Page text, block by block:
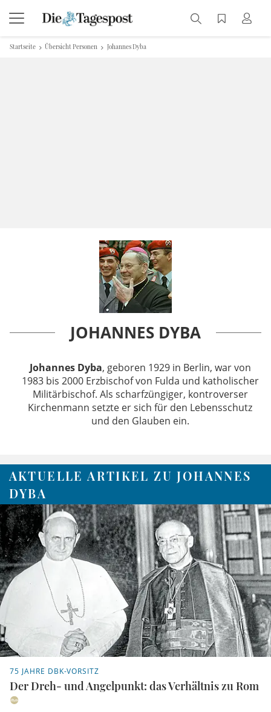
Startseite Übersicht Personen Johannes Dyba
JOHANNES DYBA
Johannes Dyba, geboren 1929 in Berlin, war von
1983 bis 2000 Erzbischof von Fulda und katholischer
Militärbischof. Als scharfzüngiger, kontroverser
Kirchenmann setzte er sich für den Lebensschutz
und den Glauben ein.
AKTUELLE ARTIKEL ZU JOHANNES
DYBA
75 JAHRE DBK-VORSITZ
Der Dreh- und Angelpunkt: das Verhältnis zu Rom